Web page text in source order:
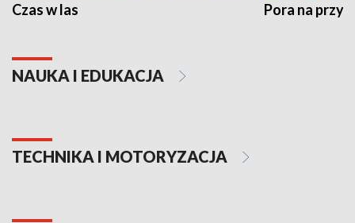
Czas w las Pora na
NAUKA I EDUKACJA
TECHNIKA I MOTORYZACJA